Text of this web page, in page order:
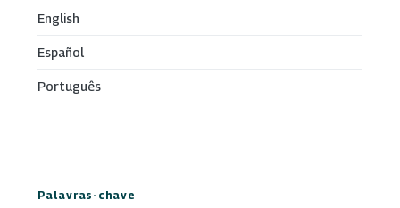
English
Español
Português
Palavras-chave